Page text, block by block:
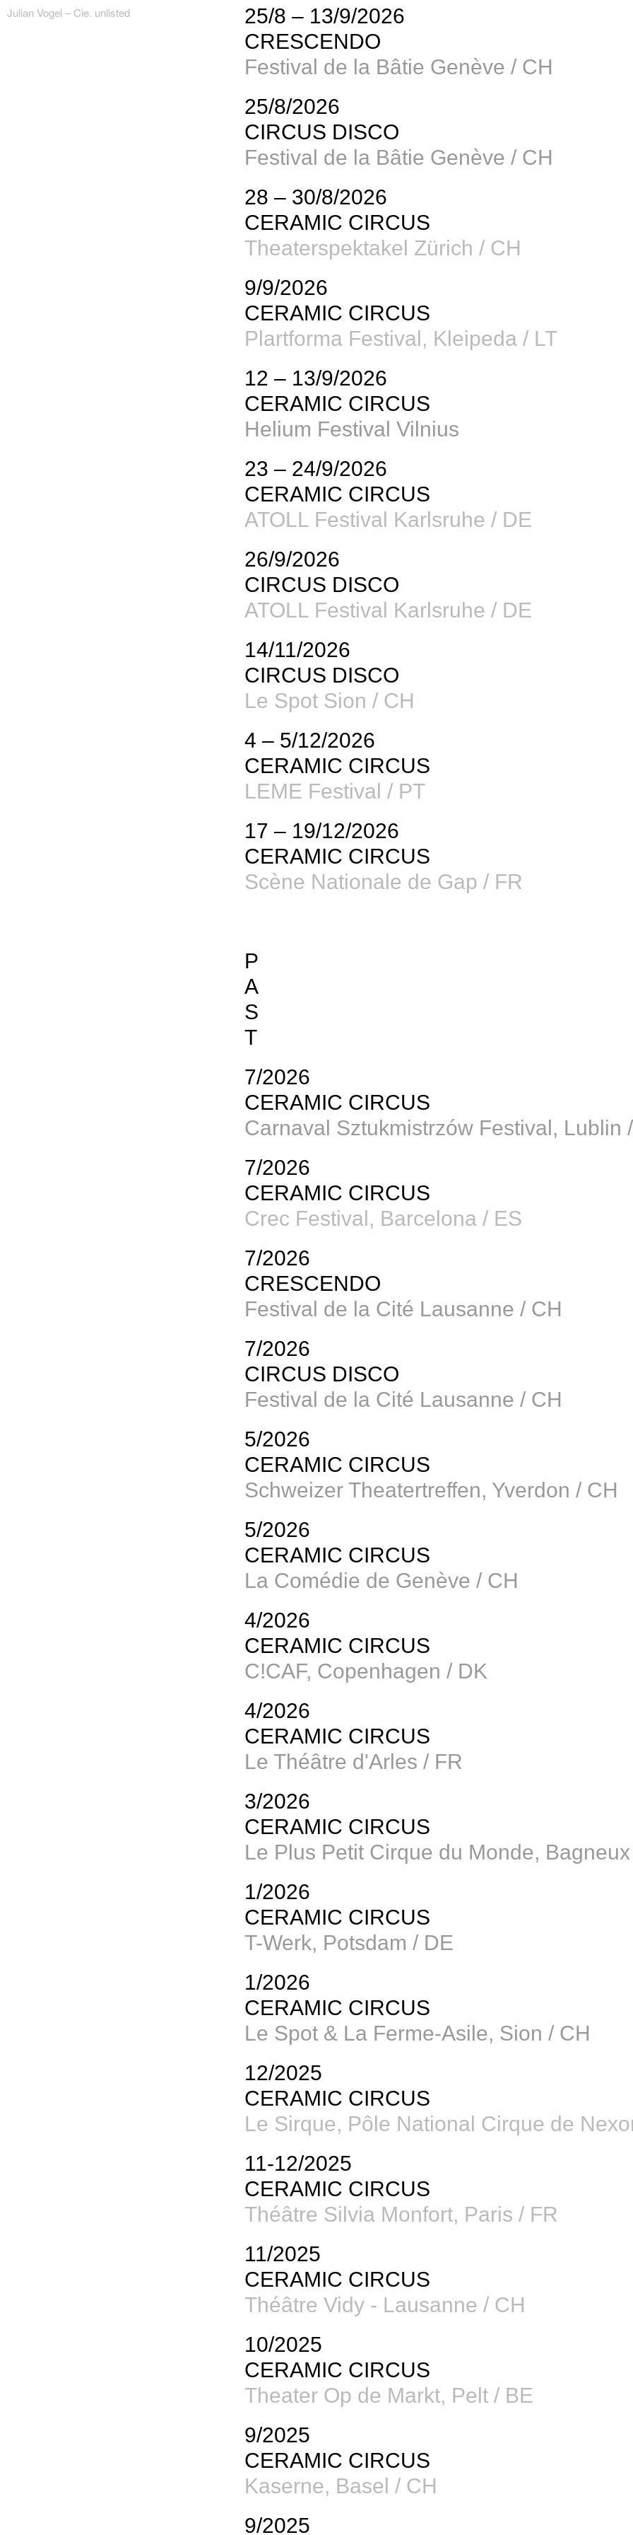
Julian Vogel – Cie. unlisted
25/8 – 13/9/2026
CRESCENDO
Festival de la Bâtie Genève / CH
25/8/2026
CIRCUS DISCO
Festival de la Bâtie Genève / CH
28 – 30/8/2026
CERAMIC CIRCUS
Theaterspektakel Zürich / CH
9/9/2026
CERAMIC CIRCUS
Plartforma Festival, Kleipeda / LT
12 – 13/9/2026
CERAMIC CIRCUS
Helium Festival Vilnius
23 – 24/9/2026
CERAMIC CIRCUS
ATOLL Festival Karlsruhe / DE
26/9/2026
CIRCUS DISCO
ATOLL Festival Karlsruhe / DE
14/11/2026
CIRCUS DISCO
Le Spot Sion / CH
4 – 5/12/2026
CERAMIC CIRCUS
LEME Festival / PT
17 – 19/12/2026
CERAMIC CIRCUS
Scène Nationale de Gap / FR
P
A
S
T
7/2026
CERAMIC CIRCUS
Carnaval Sztukmistrzów Festival, Lublin
7/2026
CERAMIC CIRCUS
Crec Festival, Barcelona / ES
7/2026
CRESCENDO
Festival de la Cité Lausanne / CH
7/2026
CIRCUS DISCO
Festival de la Cité Lausanne / CH
5/2026
CERAMIC CIRCUS
Schweizer Theatertreffen, Yverdon / CH
5/2026
CERAMIC CIRCUS
La Comédie de Genève / CH
4/2026
CERAMIC CIRCUS
C!CAF, Copenhagen / DK
4/2026
CERAMIC CIRCUS
Le Théâtre d'Arles / FR
3/2026
CERAMIC CIRCUS
Le Plus Petit Cirque du Monde,
1/2026
CERAMIC CIRCUS
T-Werk, Potsdam / DE
1/2026
CERAMIC CIRCUS
Le Spot & La Ferme-Asile, Sion / CH
12/2025
CERAMIC CIRCUS
Le Sirque, Pôle National Cirque de
11-12/2025
CERAMIC CIRCUS
Théâtre Silvia Monfort, Paris / FR
11/2025
CERAMIC CIRCUS
Théâtre Vidy - Lausanne / CH
10/2025
CERAMIC CIRCUS
Theater Op de Markt, Pelt / BE
9/2025
CERAMIC CIRCUS
Kaserne, Basel / CH
9/2025